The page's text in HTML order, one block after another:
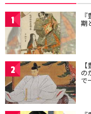
1 期
2 の
で